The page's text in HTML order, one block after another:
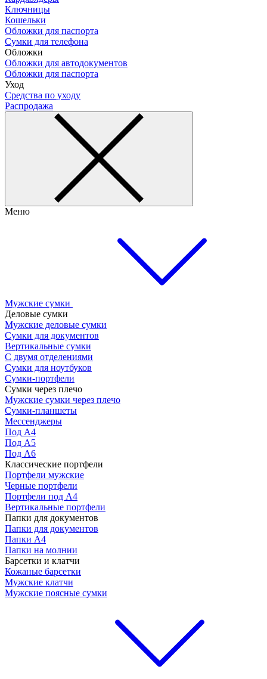
Ключницы
Кошельки
Обложки для паспорта
Сумки для телефона
Обложки
Обложки для автодокументов
Обложки для паспорта
Уход
Средства по уходу
Распродажа
Меню
Мужские сумки
Деловые сумки
Мужские деловые сумки
Сумки для документов
Вертикальные сумки
С двумя отделениями
Сумки для ноутбуков
Сумки-портфели
Сумки через плечо
Мужские сумки через плечо
Сумки-планшеты
Мессенджеры
Под А4
Под А5
Под А6
Классические портфели
Портфели мужские
Черные портфели
Портфели под А4
Вертикальные портфели
Папки для документов
Папки для документов
Папки А4
Папки на молнии
Барсетки и клатчи
Кожаные барсетки
Мужские клатчи
Мужские поясные сумки